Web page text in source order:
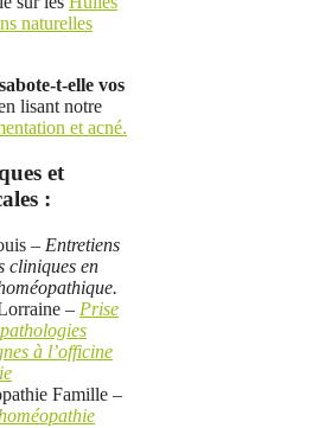
naturelles
t-elle vos
lisant notre
et acné.
et
:
– Entretiens
cliniques en
– Prise
à l’officine
Famille –